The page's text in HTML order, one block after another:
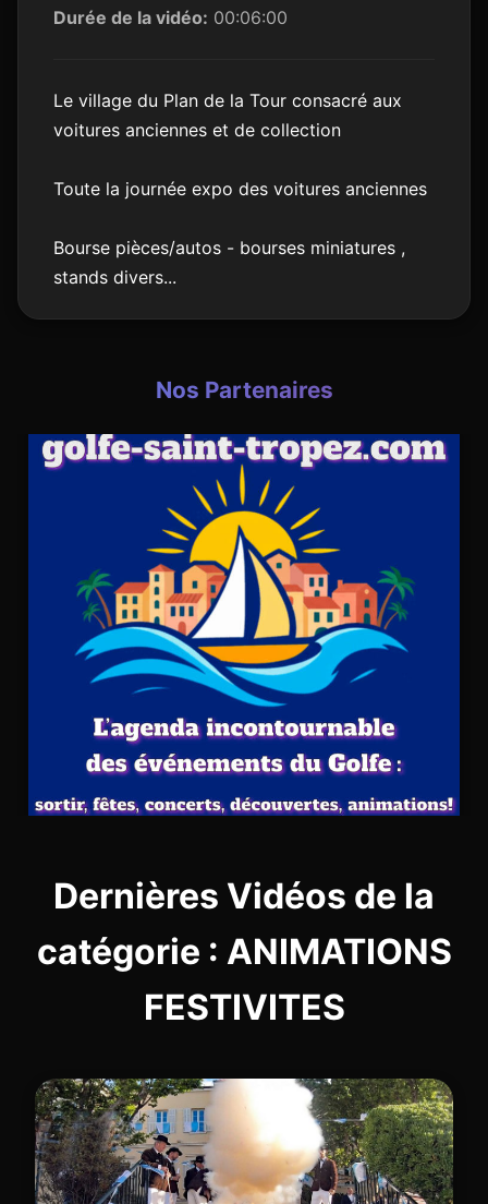
Durée de la vidéo: 00:06:00
Le village du Plan de la Tour consacré aux
voitures anciennes et de collection
Toute la journée expo des voitures anciennes
Bourse pièces/autos - bourses miniatures ,
stands divers...
Nos Partenaires
Dernières Vidéos de la
catégorie : ANIMATIONS
FESTIVITES